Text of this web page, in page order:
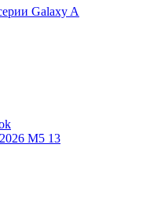
Galaxy A
M5 13